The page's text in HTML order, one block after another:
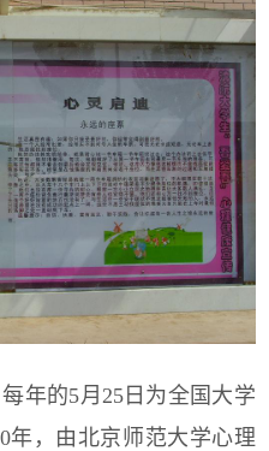
每年的5月25日为全国大学
年，由北京师范大学心理